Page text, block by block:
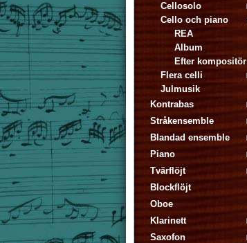
Cellosolo
Cello och piano
REA
Album
Efter kompositör
Flera celli
Julmusik
Kontrabas
Stråkensemble
Blandad ensemble
Piano
Tvärflöjt
Blockflöjt
Oboe
Klarinett
Saxofon